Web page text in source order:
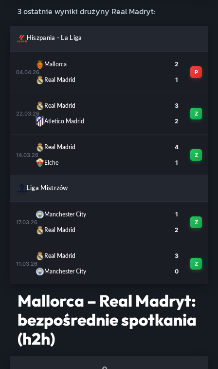
3 ostatnie wyniki drużyny Real Madryt:
Hiszpania - La Liga
04.04.26
Mallorca
Real Madrid
2
1
P
22.03.26
Real Madrid
Atletico Madrid
3
2
Z
14.03.26
Real Madrid
Elche
4
1
Z
Liga Mistrzów
17.03.26
Manchester City
Real Madrid
1
2
Z
11.03.26
Real Madrid
Manchester City
3
0
Z
Mallorca – Real Madryt:
bezpośrednie spotkania
(h2h)